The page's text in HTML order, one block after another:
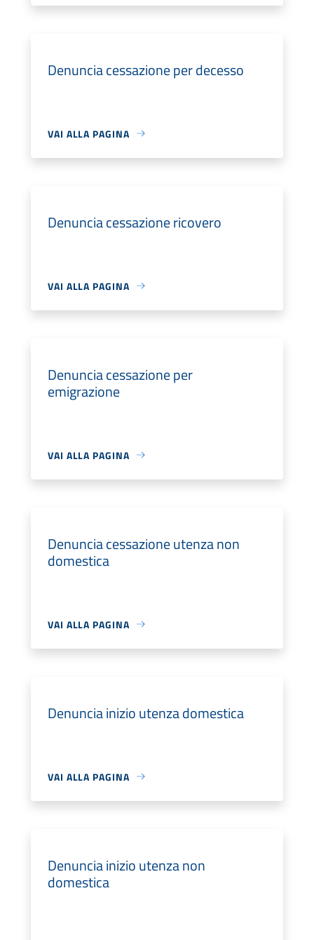
Denuncia cessazione per decesso
VAI ALLA PAGINA
Denuncia cessazione ricovero
VAI ALLA PAGINA
Denuncia cessazione per
emigrazione
VAI ALLA PAGINA
Denuncia cessazione utenza non
domestica
VAI ALLA PAGINA
Denuncia inizio utenza domestica
VAI ALLA PAGINA
Denuncia inizio utenza non
domestica